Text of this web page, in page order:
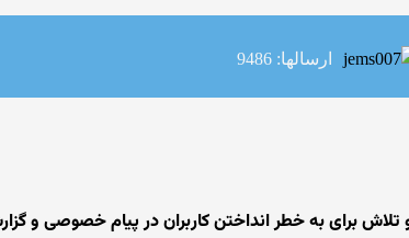
ارسالها: 9486
تلاش برای به خطر انداختن کاربران در پیام خصوصی و